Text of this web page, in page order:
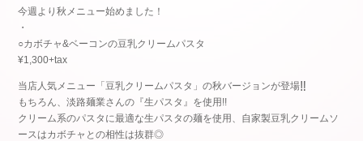
今週より秋メニュー始めました！
・
○カボチャ&ベーコンの豆乳クリームパスタ
¥1,300+tax
当店人気メニュー「豆乳クリームパスタ」の秋バージョンが登場‼︎
もちろん、淡路麺業さんの『生パスタ』を使用!!
クリーム系のパスタに最適な生パスタの麺を使用、自家製豆乳クリームソ
ースはカボチャとの相性は抜群◎